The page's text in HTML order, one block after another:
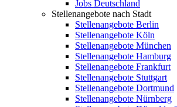
Jobs Deutschland
Stellenangebote nach Stadt
Stellenangebote Berlin
Stellenangebote Köln
Stellenangebote München
Stellenangebote Hamburg
Stellenangebote Frankfurt
Stellenangebote Stuttgart
Stellenangebote Dortmund
Stellenangebote Nürnberg